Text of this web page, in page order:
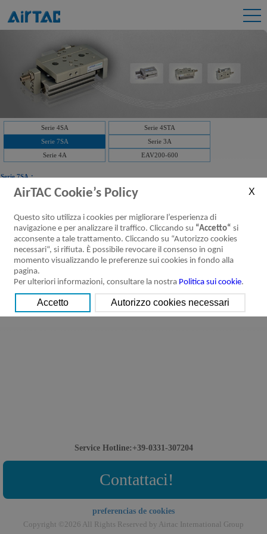
Serie 4SA
Serie 4STA
Serie 7SA
Serie 3A
Serie 4A
EAV200-600
Serie 7SA：
Serie 7SA Valvole pneumatiche (5/2, 5/3 vie)
[parametri]
AirTAC Cookie’s Policy
Questo sito utilizza i cookies per migliorare l’esperienza di
navigazione e per analizzare il traffico. Cliccando su “Accetto“ si
acconsente a tale trattamento. Cliccando su “Autorizzo cookies
necessari“, si rifiuta. È possibile revocare il consenso in ogni
momento visualizzando le preferenze sui cookies in fondo alla
pagina.
Per ulteriori informazioni, consultare la nostra Politica sui cookie.
Service Hotline:+39-0331-307204
Contattaci!
preferencias de cookies
Copyright ©2026 All Rights Reserved by Airtac International Group